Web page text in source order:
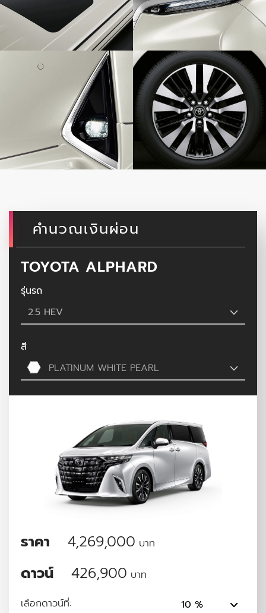
คำนวณเงินผ่อน
TOYOTA ALPHARD
รุ่นรถ
2.5 HEV
สี
PLATINUM WHITE PEARL
ราคา 4,269,000 บาท
ดาวน์ 426,900 บาท
เลือกดาวน์ที่:
10 %